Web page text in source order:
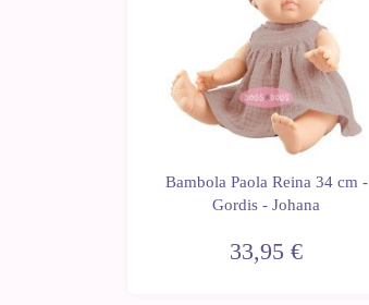
Bambola Paola Reina 34 cm -
Gordis - Johana
33,95 €